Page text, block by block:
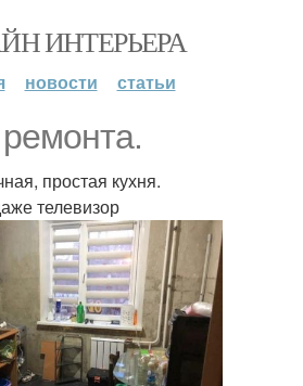
ИНТЕРЬЕРА
новости статьи
простая кухня.
телевизор